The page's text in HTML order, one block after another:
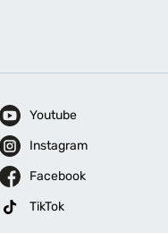
Youtube
Instagram
Facebook
TikTok